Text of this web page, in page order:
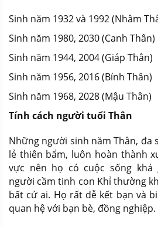
Sinh năm 1932 và 1992 (Nhâm
Sinh năm 1980, 2030 (Canh Thân)
Sinh năm 1944, 2004 (Giáp Thân)
Sinh năm 1956, 2016 (Bính Thân)
Sinh năm 1968, 2028 (Mậu Thân)
Tính cách người tuổi Thân
Những người sinh năm Thân, đa
lẻ thiên bẩm, luôn hoàn thành
vực nên họ có cuộc sống khá
người cầm tinh con Khỉ thường
bất cứ ai. Họ rất dễ kết bạn và
quan hệ với bạn bè, đồng nghiệp.